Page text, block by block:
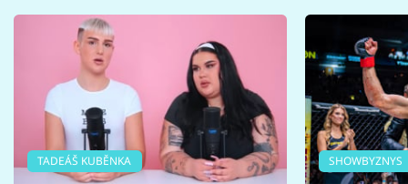
TADEÁŠ KUBĚNKA SHOWBYZNYS